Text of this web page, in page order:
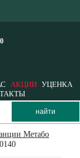
0
АКЦИИ УЦЕНКА
Метабо